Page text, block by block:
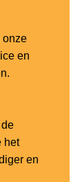
onze
en
het
en